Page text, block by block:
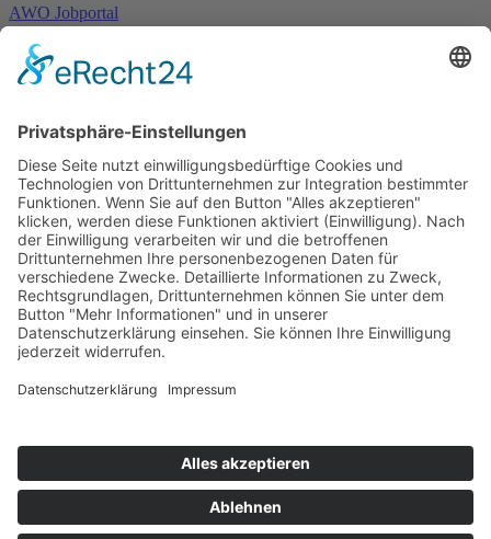
AWO Jobportal
AWO Ehrenamt Portal
AWO Schulgesundheitsfachkräfte
AWO Bundesverband
AWO Junge Plattform
Arbeit mit Behinderung
AWO Büro Kindermut
Kulturland Brandenburg
AWO Selbsthilfe
AWO eLearning
Kultur für JEDEN
AWO 1plus9
Dachverband Freie Suchtselbsthilfe
© 1990 - 2026 Arbeiterwohlfahrt Bezirksverband Potsdam e. V.
Mutige Mutmacher*innen gesucht!
Komm zu den mutigen Mutmacher*innen.
neugierig?